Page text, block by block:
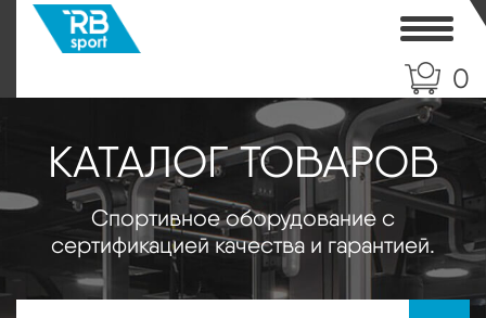
0
КАТАЛОГ ТОВАРОВ
Спортивное оборудование с
сертификацией качества и гарантией.